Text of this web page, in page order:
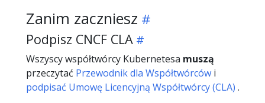
Zanim zaczniesz
Podpisz CNCF CLA
Wszyscy współtwórcy Kubernetesa muszą
przeczytać Przewodnik dla Współtwórców i
podpisać Umowę Licencyjną Współtwórcy (CLA) .